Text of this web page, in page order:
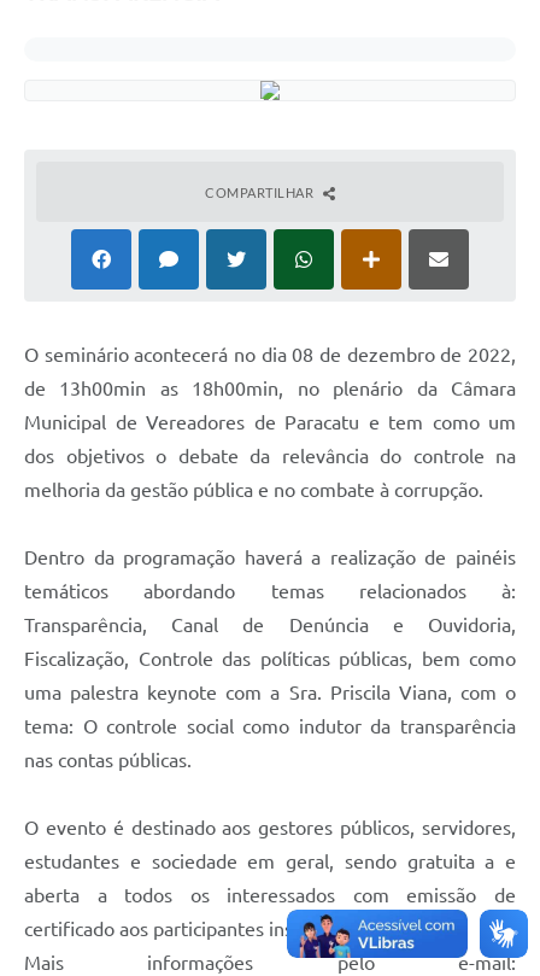
COMPARTILHAR
O seminário acontecerá no dia 08 de dezembro de 2022,
de 13h00min as 18h00min, no plenário da Câmara
Municipal de Vereadores de Paracatu e tem como um
dos objetivos o debate da relevância do controle na
melhoria da gestão pública e no combate à corrupção.
Dentro da programação haverá a realização de painéis
temáticos abordando temas relacionados à:
Transparência, Canal de Denúncia e Ouvidoria,
Fiscalização, Controle das políticas públicas, bem como
uma palestra keynote com a Sra. Priscila Viana, com o
tema: O controle social como indutor da transparência
nas contas públicas.
O evento é destinado aos gestores públicos, servidores,
estudantes e sociedade em geral, sendo gratuita a e
aberta a todos os interessados com emissão de
certificado aos participantes inscritos.
Mais informações pelo e-mail: